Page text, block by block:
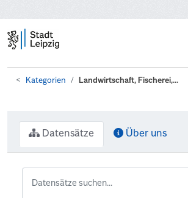
Kategorien Landwirtschaft, Fischerei,...
Datensätze Über uns